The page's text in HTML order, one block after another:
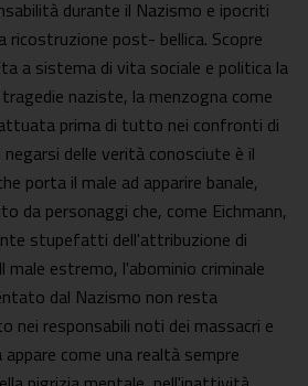
durante il Nazismo e ipocriti
ricostruzione post- bellica. Scopre
a sistema di vita sociale e politica la
naziste, la menzogna come
prima di tutto nei confronti di
delle verità conosciute è il
porta il male ad apparire banale,
da personaggi che, come Eichmann,
stupefatti dell'attribuzione di
male estremo, l'abominio criminale
dal Nazismo non resta
nei responsabili noti dei massacri e
come una realtà sempre